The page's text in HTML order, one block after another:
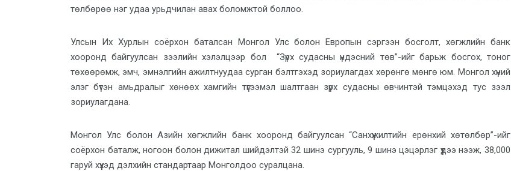
төлбөрөө нэг удаа урьдчилан авах боломжтой боллоо.
Улсын Их Хурлын соёрхон баталсан Монгол Улс болонЕвропын сэргээн босголт, хөгжлийн банк
хооронд байгуулсан
зээлийн хэлэлцээр бол “Зүрх судасны үндэсний төв”-ийг барьж босгох, тоног
төхөөрөмж, эмч, эмнэлгийн ажилтнуудаа сурган бэлтгэхэд зориулагдах хөрөнгө мөнгө юм. Монгол хүний
элэг бүтэн амьдралыг хөнөөх хамгийн түгээмэл шалтгаан зүрх судасны өвчинтэй тэмцэхэд тус зээл
зориулагдана.
Монгол Улс болон Азийн хөгжлийн банк хооронд байгуулсан “Санхүүжилтийн ерөнхий хөтөлбөр”-ийг
соёрхон баталж, ногоон болон дижитал шийдэлтэй 32шинэ сургууль, 9 шинэ цэцэрлэг үүдээ нээж, 38,000
гаруй хүүхэд дэлхийн стандартаар Монголдоо суралцана.